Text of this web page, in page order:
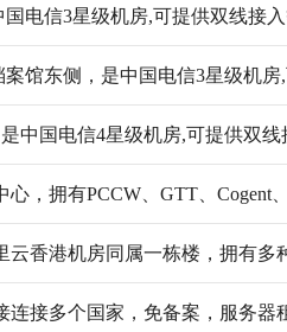
电信3星级机房,可提供双线接入
馆东侧，是中国电信3星级机房,
中国电信4星级机房,可提供双线
，拥有PCCW、GTT、Cogent
香港机房同属一栋楼，拥有多
接多个国家，免备案，服务器